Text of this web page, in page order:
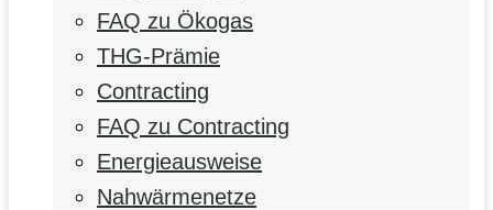
FAQ zu Ökogas
THG-Prämie
Contracting
FAQ zu Contracting
Energieausweise
Nahwärmenetze